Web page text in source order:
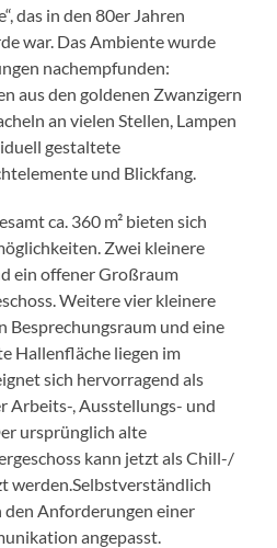
das in den 80er Jahren
war. Das Ambiente wurde
nachempfunden:
aus den goldenen Zwanzigern
an vielen Stellen, Lampen
gestaltete
und Blickfang.
ca. 360 m² bieten sich
Zwei kleinere
ein offener Großraum
Weitere vier kleinere
Besprechungsraum und eine
Hallenfläche liegen im
sich hervorragend als
Arbeits-, Ausstellungs- und
ursprünglich alte
kann jetzt als Chill-/
werden.Selbstverständlich
den Anforderungen einer
angepasst.